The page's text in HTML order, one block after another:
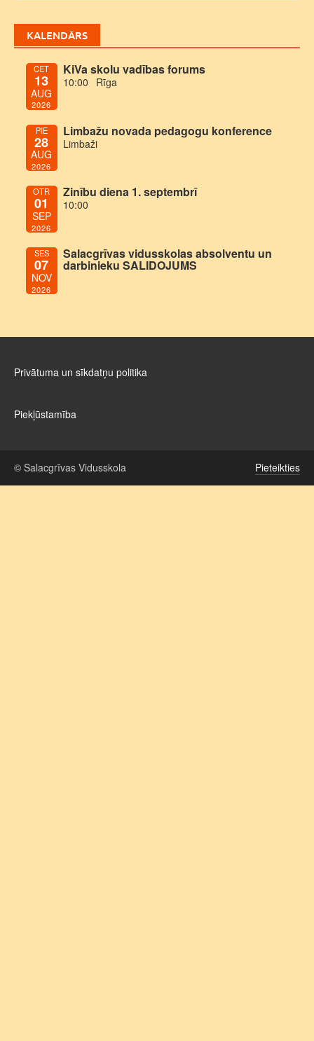
KALENDĀRS
CET
13
AUG
2026
KiVa skolu vadības forums
10:00 Rīga
PIE
28
AUG
2026
Limbažu novada pedagogu konference
Limbaži
OTR
01
SEP
2026
Zinību diena 1. septembrī
10:00
SES
07
NOV
2026
Salacgrīvas vidusskolas absolventu un
darbinieku SALIDOJUMS
Privātuma un sīkdatņu politika
Piekļūstamība
© Salacgrīvas Vidusskola Pieteikties